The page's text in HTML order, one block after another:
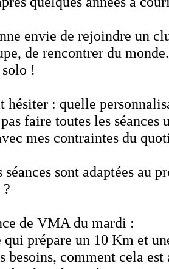
envie de rejoindre un
de rencontrer du
!
hésiter : quelle
faire toutes les séances
mes contraintes du
séances sont adaptées au
de VMA du mardi :
qui prépare un 10 Km et
besoins, comment cela est